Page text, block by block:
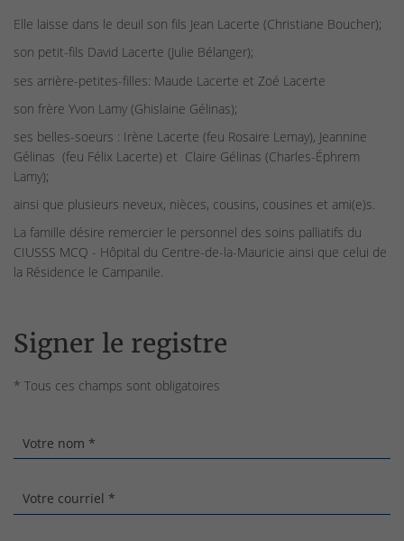
Elle laisse dans le deuil son fils Jean Lacerte (Christiane Boucher);
son petit-fils David Lacerte (Julie Bélanger);
ses arrière-petites-filles: Maude Lacerte et Zoé Lacerte
son frère Yvon Lamy (Ghislaine Gélinas);
ses belles-soeurs : Irène Lacerte (feu Rosaire Lemay), Jeannine
Gélinas (feu Félix Lacerte) et Claire Gélinas (Charles-Éphrem
Lamy);
ainsi que plusieurs neveux, nièces, cousins, cousines et ami(e)s.
La famille désire remercier le personnel des soins palliatifs du
CIUSSS MCQ - Hôpital du Centre-de-la-Mauricie ainsi que celui de
la Résidence le Campanile.
Signer le registre
* Tous ces champs sont obligatoires
Votre nom *
Votre courriel *